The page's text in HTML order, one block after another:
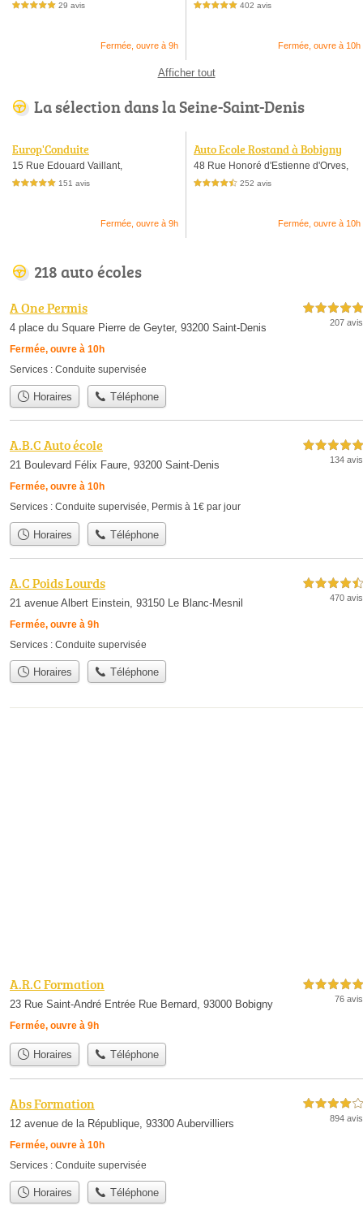
5,0 étoiles sur 5 29 avis
Fermée, ouvre à 9h
5,0 étoiles sur 5 402 avis
Fermée, ouvre à 10h
Afficher tout
La sélection dans la Seine-Saint-Denis
Europ'Conduite
15 Rue Edouard Vaillant,
5,0 étoiles sur 5 151 avis
Fermée, ouvre à 9h
Auto Ecole Rostand à Bobigny
48 Rue Honoré d'Estienne d'Orves,
4,5 étoiles sur 5 252 avis
Fermée, ouvre à 10h
218 auto écoles
A One Permis
4 place du Square Pierre de Geyter, 93200 Saint-Denis
Fermée, ouvre à 10h
5,0 étoiles sur 5
207 avis
Services : Conduite supervisée
Horaires Téléphone
A.B.C Auto école
21 Boulevard Félix Faure, 93200 Saint-Denis
Fermée, ouvre à 10h
5,0 étoiles sur 5
134 avis
Services : Conduite supervisée, Permis à 1€ par jour
Horaires Téléphone
A.C Poids Lourds
21 avenue Albert Einstein, 93150 Le Blanc-Mesnil
Fermée, ouvre à 9h
4,5 étoiles sur 5
470 avis
Services : Conduite supervisée
Horaires Téléphone
A.R.C Formation
23 Rue Saint-André Entrée Rue Bernard, 93000 Bobigny
Fermée, ouvre à 9h
5,0 étoiles sur 5
76 avis
Horaires Téléphone
Abs Formation
12 avenue de la République, 93300 Aubervilliers
Fermée, ouvre à 10h
4,0 étoiles sur 5
894 avis
Services : Conduite supervisée
Horaires Téléphone